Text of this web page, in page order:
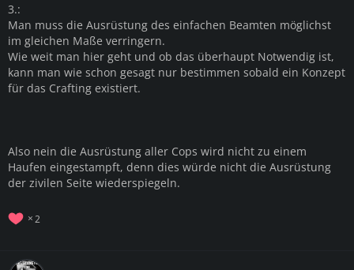
3.:
Man muss die Ausrüstung des einfachen Beamten möglichst
im gleichen Maße verringern.
Wie weit man hier geht und ob das überhaupt Notwendig ist,
kann man wie schon gesagt nur bestimmen sobald ein Konzept
für das Crafting existiert.
Also nein die Ausrüstung aller Cops wird nicht zu einem
Haufen eingestampft, denn dies würde nicht die Ausrüstung
der zivilen Seite wiederspiegeln.
2